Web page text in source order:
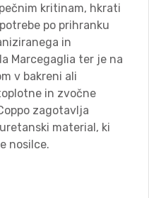
kritinam, hkrati
po prihranku
in
Marcegaglia ter je na
v bakreni ali
in zvočne
zagotavlja
material, ki
nosilce.